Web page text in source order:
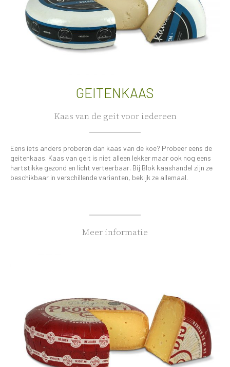
GEITENKAAS
Kaas van de geit voor iedereen
Eens iets anders proberen dan kaas van de koe? Probeer eens de
geitenkaas. Kaas van geit is niet alleen lekker maar ook nog eens
hartstikke gezond en licht verteerbaar. Bij Blok kaashandel zijn ze
beschikbaar in verschillende varianten, bekijk ze allemaal.
Meer informatie